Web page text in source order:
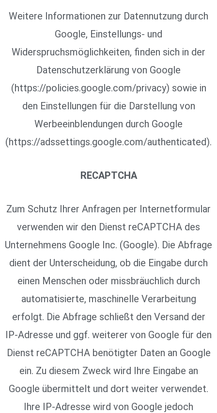
Weitere Informationen zur Datennutzung durch
Google, Einstellungs- und
Widerspruchsmöglichkeiten, finden sich in der
Datenschutzerklärung von Google
(https://policies.google.com/privacy) sowie in
den Einstellungen für die Darstellung von
Werbeeinblendungen durch Google
(https://adssettings.google.com/authenticated).
RECAPTCHA
Zum Schutz Ihrer Anfragen per Internetformular
verwenden wir den Dienst reCAPTCHA des
Unternehmens Google Inc. (Google). Die Abfrage
dient der Unterscheidung, ob die Eingabe durch
einen Menschen oder missbräuchlich durch
automatisierte, maschinelle Verarbeitung
erfolgt. Die Abfrage schließt den Versand der
IP-Adresse und ggf. weiterer von Google für den
Dienst reCAPTCHA benötigter Daten an Google
ein. Zu diesem Zweck wird Ihre Eingabe an
Google übermittelt und dort weiter verwendet.
Ihre IP-Adresse wird von Google jedoch